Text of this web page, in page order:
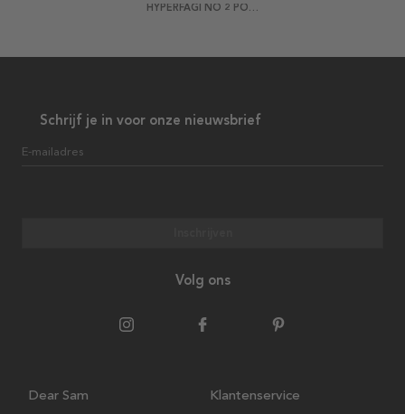
HYPERFAGI NO 2 POSTER
Schrijf je in voor onze nieuwsbrief
E-mailadres
Volg ons
Dear Sam Klantenservice